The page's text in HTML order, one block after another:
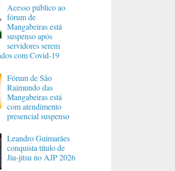
Acesso público ao
fórum de
Mangabeiras está
suspenso após
servidores serem
com Covid-19
Fórum de São
Raimundo das
Mangabeiras está
com atendimento
presencial suspenso
Leandro Guimarães
conquista título de
Jiu-jítsu no AJP 2026